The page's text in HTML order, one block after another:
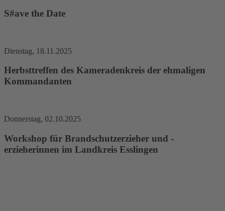
S#ave the Date
Dienstag, 18.11.2025
Herbsttreffen des Kameradenkreis der ehmaligen
Kommandanten
Donnerstag, 02.10.2025
Workshop für Brandschutzerzieher und -
erzieherinnen im Landkreis Esslingen